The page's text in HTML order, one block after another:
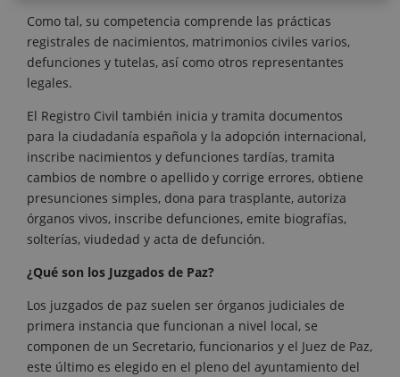
Como tal, su competencia comprende las prácticas
registrales de nacimientos, matrimonios civiles varios,
defunciones y tutelas, así como otros representantes
legales.
El Registro Civil también inicia y tramita documentos
para la ciudadanía española y la adopción internacional,
inscribe nacimientos y defunciones tardías, tramita
cambios de nombre o apellido y corrige errores, obtiene
presunciones simples, dona para trasplante, autoriza
órganos vivos, inscribe defunciones, emite biografías,
solterías, viudedad y acta de defunción.
¿Qué son los Juzgados de Paz?
Los juzgados de paz suelen ser órganos judiciales de
primera instancia que funcionan a nivel local, se
componen de un Secretario, funcionarios y el Juez de Paz,
este último es elegido en el pleno del ayuntamiento del